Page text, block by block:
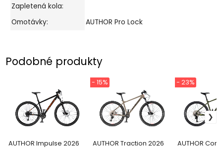
Zapletená kola:
Omotávky:
AUTHOR Pro Lock
Podobné produkty
AUTHOR Impulse 2026 AUTHOR Traction 2026
- 15%
AUTHOR
- 23%